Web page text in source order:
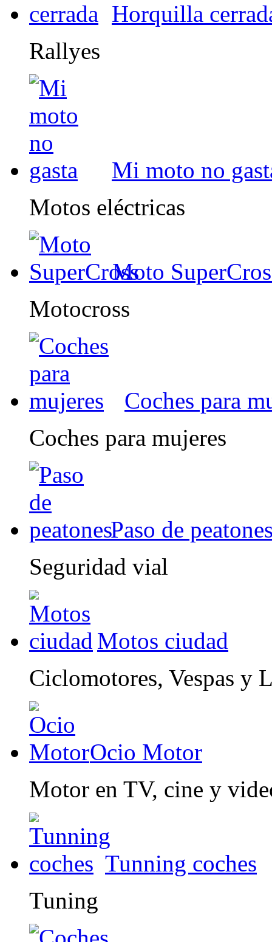
Horquilla
Rallyes
Mi moto no
Motos eléctricas
Moto
Motocross
Coches para
Coches para mujeres
Paso de
Seguridad vial
Motos ciudad
Ciclomotores, Vespas y
Ocio Motor
Motor en TV, cine y
Tunning coches
Tuning